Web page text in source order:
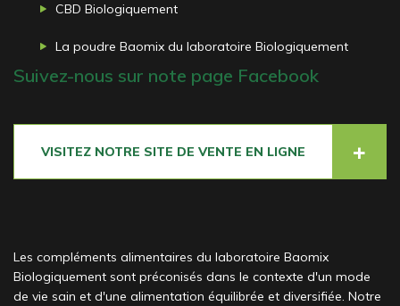
CBD Biologiquement
La poudre Baomix du laboratoire Biologiquement
Suivez-nous sur note page Facebook
VISITEZ NOTRE SITE DE VENTE EN LIGNE
Les compléments alimentaires du laboratoire Baomix
Biologiquement sont préconisés dans le contexte d'un mode
de vie sain et d'une alimentation équilibrée et diversifiée. Notre